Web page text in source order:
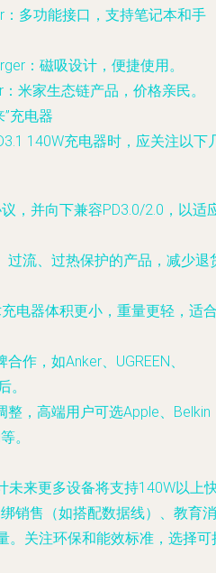
：多功能接口，支持笔记本和手
：磁吸设计，便捷使用。
米家生态链产品，价格亲民。
充电器
140W充电器时，应关注以下
，并向下兼容PD3.0/2.0，以适
过流、过热保护的产品，减少退
电器体积更小，重量更轻，适
作，如Anker、UGREEN、
。
，高端用户可选Apple、Belkin
。
未来更多设备将支持140W以上
销售（如搭配数据线）、教育消
。关注环保和能效标准，选择可